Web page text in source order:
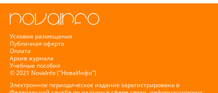
Условия размещения
Публичная оферта
Оплата
Архив журнала
Учебные пособия
© 2021 NovaInfo ("НоваИнфо")
Электронное периодическое издание зарегистрировано в